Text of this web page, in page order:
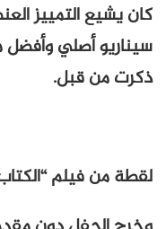
كان يشيع التمييز
سيناريو أصلي
ذكرت من قبل.
لقطة من فيلم